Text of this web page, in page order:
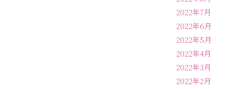
2022年7月
2022年6月
2022年5月
2022年4月
2022年3月
2022年2月